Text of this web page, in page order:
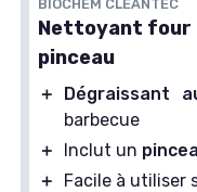
BIOCHEM CLEANTEC
Nettoyant four
pinceau
＋ Dégraissant
barbecue
＋
Inclut un
＋
Facile à utiliser